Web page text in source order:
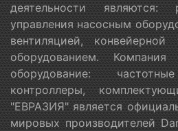
деятельности являются:
управления насосным
вентиляцией,
оборудованием. Компания
оборудование:
контроллеры,
"ЕВРАЗИЯ" является
мировых производителей